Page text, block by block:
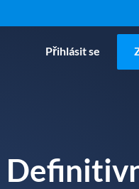
Přihlásit se